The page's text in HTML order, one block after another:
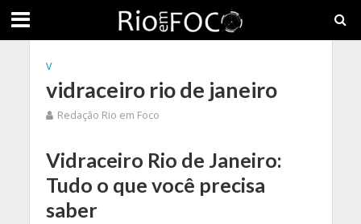
V
vidraceiro rio de janeiro
Redação Rio em Foco
Vidraceiro Rio de Janeiro:
Tudo o que você precisa
saber